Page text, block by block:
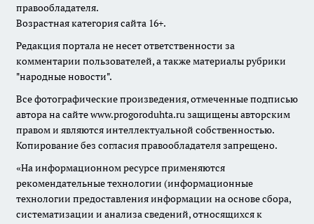
правообладателя.
Возрастная категория сайта 16+.
Редакция портала не несет ответственности за
комментарии пользователей, а также материалы рубрики
"народные новости".
Все фотографические произведения, отмеченные подписью
автора на сайте www.progoroduhta.ru защищены авторским
правом и являются интеллектуальной собственностью.
Копирование без согласия правообладателя запрещено.
«На информационном ресурсе применяются
рекомендательные технологии (информационные
технологии предоставления информации на основе сбора,
систематизации и анализа сведений, относящихся к